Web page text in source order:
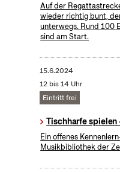
Auf der
wieder richtig bunt,
unterwegs. Rund 100
sind am Start.
15.6.2024
12 bis 14 Uhr
Eintritt frei
Tischharfe
Ein offenes
Musikbibliothek der